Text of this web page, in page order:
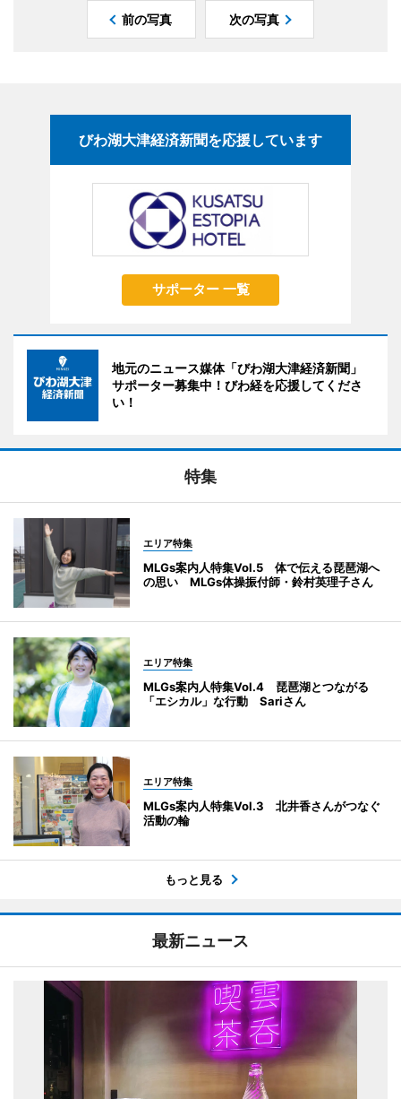
前の写真 次の写真
びわ湖大津経済新聞を応援しています
サポーター 一覧
地元のニュース媒体「びわ湖大津経済新聞」
サポーター募集中！びわ経を応援してくださ
い！
特集
エリア特集
MLGs案内人特集Vol.5 体で伝える琵琶湖へ
の思い MLGs体操振付師・鈴村英理子さん
エリア特集
MLGs案内人特集Vol.4 琵琶湖とつながる
「エシカル」な行動 Sariさん
エリア特集
MLGs案内人特集Vol.3 北井香さんがつなぐ
活動の輪
もっと見る
最新ニュース